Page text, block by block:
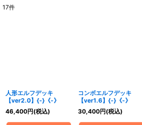
17件
人形エルフデッキ
【ver2.0】{-}《-》
46,400円(税込)
コンボエルフデッキ
【ver1.6】{-}《-》
30,400円(税込)